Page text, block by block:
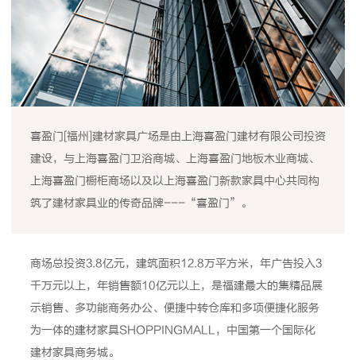
喜盈门[福州]建材家具广场是由上海喜盈门建材有限公司投资
建设，与上海喜盈门卫浴商城、上海喜盈门地板木业商城、
上海喜盈门橱柜商场以及以上海喜盈门新款家具中心共同构
筑了建材家具业的传奇品牌---“喜盈门”。
商场总投资3.8亿元，建筑面积12.8万平方米，年广告投入3
千万元以上，年销售额10亿元以上，是福建最大的集精品展
示销售、多功能商务办公、便捷中转仓库和多项便捷化服务
为一体的建材家具SHOPPINGMALL，中国第一个国际化
建材家具商务城。